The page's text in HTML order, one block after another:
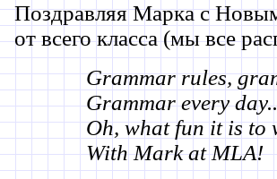
Поздравляя Марка с
от всего класса (мы все
Grammar rules,
Grammar every
Oh, what fun it is to
With Mark at MLA!